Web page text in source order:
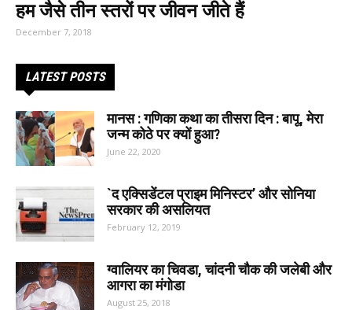
हम जैसे तीन स्तरों पर जीवन जीते हैं
December 7, 2018
LATEST POSTS
मानस : गणिका कथा का तीसरा दिन : बापू, मेरा
जन्म कोठे पर क्यों हुआ?
June 22, 2020
`द एक्सिडेंटल प्राइम मिनिस्टर’ और सोनिया
सरकार की असलियत
February 12, 2019
ग्वालियर का चिवडा, चांदनी चौक की जलेबी और
आगरा का मंगोडा
August 25, 2018